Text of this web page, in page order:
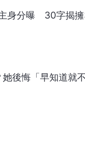
身分曝 30字揭
後悔「早知道就不